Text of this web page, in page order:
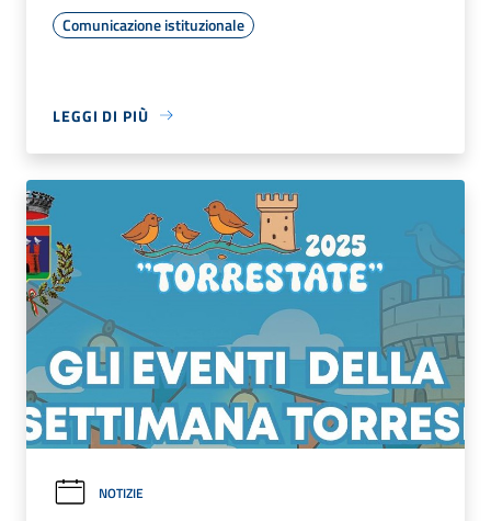
Comunicazione istituzionale
LEGGI DI PIÙ
NOTIZIE